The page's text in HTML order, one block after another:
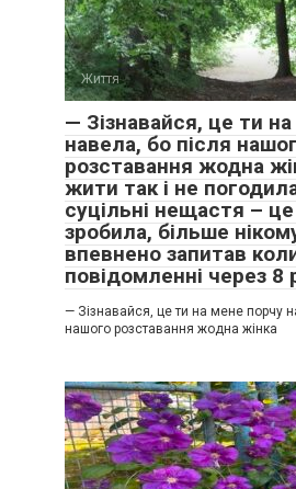
Життя
— Зізнавайся, це ти
навела, бо після
розставання жодна
жити так і не
суцільні нещастя –
зробила, більше
впевнено запитав
повідомленні через 8
— Зізнавайся, це ти на мене порчу
нашого розставання жодна жінка